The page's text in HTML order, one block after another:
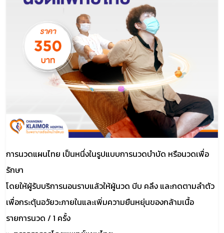
การนวดแผนไทย เป็นหนึ่งในรูปแบบการนวดบำบัด หรือนวดเพื่อ
รักษา
โดยให้ผู้รับบริการนอนราบแล้วให้ผู้นวด บีบ คลึง และกดตามลำตัว
เพื่อกระตุ้นอวัยวะภายในและเพิ่มความยืนหยุ่นของกล้ามเนื้อ
รายการนวด / 1 ครั้ง